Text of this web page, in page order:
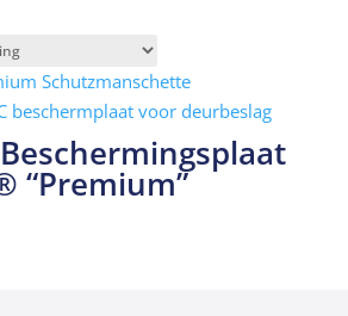
Beschermingsplaat
“Premium”